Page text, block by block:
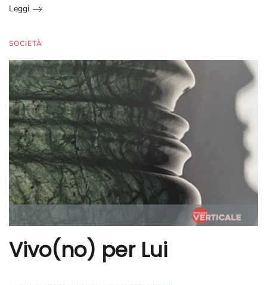
Leggi
SOCIETÀ
Vivo(no) per Lui